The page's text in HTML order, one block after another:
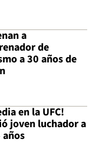
a
de
a 30 años de
en la UFC!
joven luchador a
años